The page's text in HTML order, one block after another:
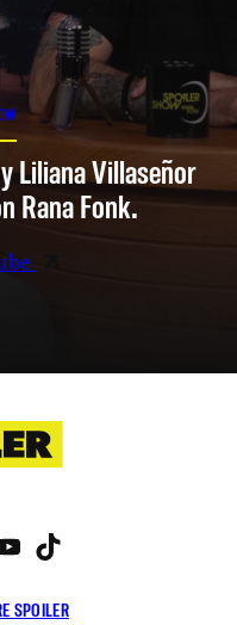
Liliana Villaseñor
Rana Fonk.
SPOILER
YouTube